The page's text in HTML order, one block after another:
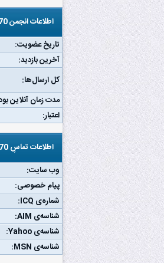
اطلاعات انجمن sara70
تاریخ عضویت:
آخرین بازدید:
کل ارسال‌ها:
مدت زمان آنلاین
اعتبار:
اطلاعات تماسِ sara70
وب‌ سایت:
پیام خصوصی:
شماره‌ی ICQ:
شناسه‌ی AIM:
شناسه‌ی Yahoo:
شناسه‌ی MSN: